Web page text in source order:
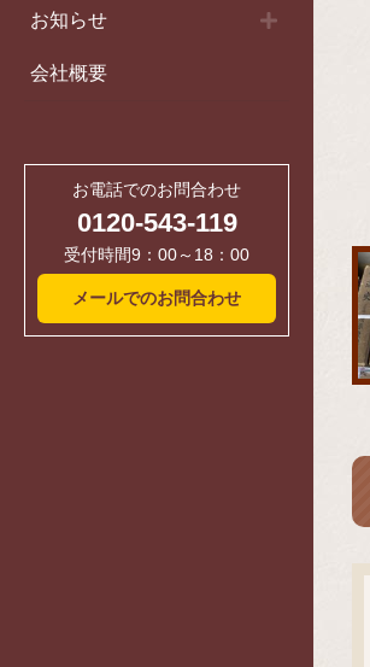
お知らせ
会社概要
お電話でのお問合わせ
0120-543-119
受付時間9：00～18：00
メールでのお問合わせ